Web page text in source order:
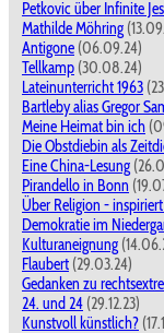
Petkovic über Infinite
Mathilde Möhring
Antigone (06.09.24)
Tellkamp (30.08.24)
Lateinunterricht 1963
Bartleby alias Gregor
Meine Heimat bin ich
Die Obstdiebin als
Eine China-Lesung
Pirandello in Bonn
Über Religion -
Demokratie im
Kulturaneignung
Flaubert (29.03.24)
Gedanken zu
24. und 24 (29.12.23)
Kunstvoll künstlich?